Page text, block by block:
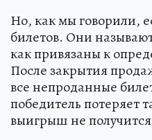
Но, как мы говорили,
билетов. Они
как привязаны к
После закрытия
все непроданные
победитель потеряет
выигрыш не